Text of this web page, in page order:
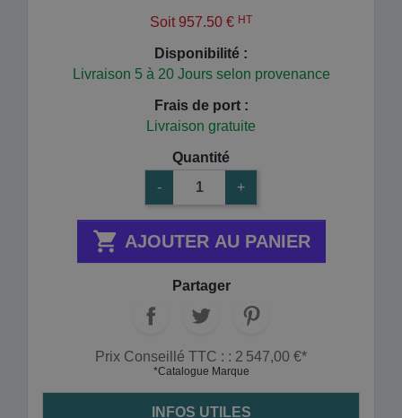
Soit 957.50 € HT
Disponibilité :
Livraison 5 à 20 Jours selon provenance
Frais de port :
Livraison gratuite
Quantité
-
+
 AJOUTER AU PANIER
Partager
Prix Conseillé TTC : : 2 547,00 €*
*Catalogue Marque
INFOS UTILES